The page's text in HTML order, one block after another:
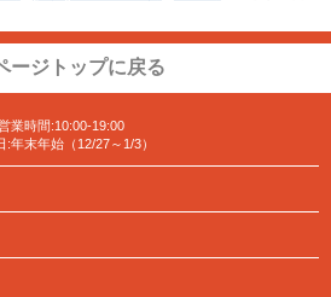
ージトップに戻る
業時間:10:00-19:00
:年末年始（12/27～1/3）